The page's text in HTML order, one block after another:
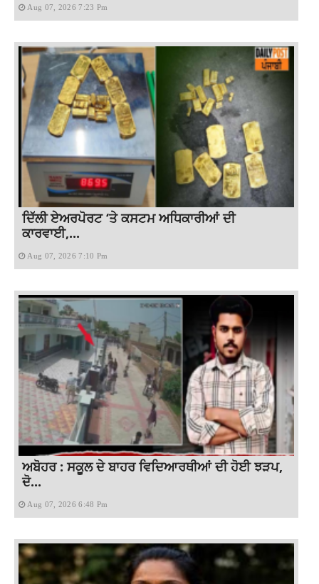
Aug 07, 2026 7:23 Pm
ਦਿੱਲੀ ਏਅਰਪੋਰਟ ‘ਤੇ ਕਸਟਮ ਅਧਿਕਾਰੀਆਂ ਦੀ
ਕਾਰਵਾਈ,...
Aug 07, 2026 7:10 Pm
ਅਬੋਹਰ : ਸਕੂਲ ਦੇ ਬਾਹਰ ਵਿਦਿਆਰਥੀਆਂ ਦੀ ਹੋਈ ਝੜਪ,
ਦੋ...
Aug 07, 2026 6:48 Pm